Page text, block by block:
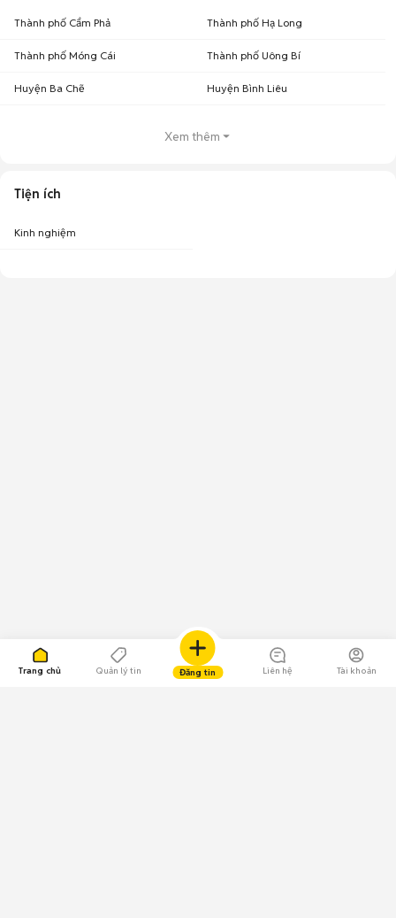
Trang chủ Quản lý tin Đăng tin Liên hệ Tài khoản
Thành phố Cẩm Phả Thành phố Hạ Long
Thành phố Móng Cái Thành phố Uông Bí
Huyện Ba Chẽ Huyện Bình Liêu
Xem thêm
Tiện ích
Kinh nghiệm